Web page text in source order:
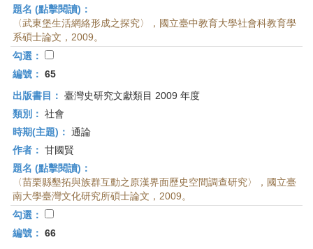
題名 (點擊閱讀)：
〈武東堡生活網絡形成之探究〉，國立臺中教育大學社會科教育學
系碩士論文，2009。
勾選：
編號： 65
出版書目： 臺灣史研究文獻類目 2009 年度
類別： 社會
時期(主題)： 通論
作者： 甘國賢
題名 (點擊閱讀)：
〈苗栗縣墾拓與族群互動之原漢界面歷史空間調查研究〉，國立臺
南大學臺灣文化研究所碩士論文，2009。
勾選：
編號： 66